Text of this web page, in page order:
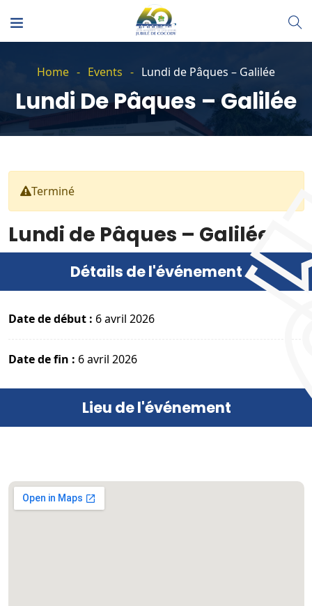
Home Events Lundi de Pâques – Galilée
Lundi De Pâques – Galilée
Terminé
Lundi de Pâques – Galilée
Détails de l'événement
Date de début : 6 avril 2026
Date de fin : 6 avril 2026
Lieu de l'événement